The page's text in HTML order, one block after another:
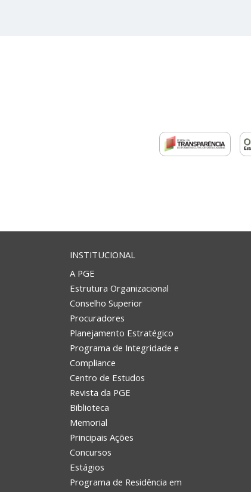
INSTITUCIONAL
A PGE
Estrutura Organizacional
Conselho Superior
Procuradores
Planejamento Estratégico
Programa de Integridade e
Compliance
Centro de Estudos
Revista da PGE
Biblioteca
Memorial
Principais Ações
Concursos
Estágios
Programa de Residência em